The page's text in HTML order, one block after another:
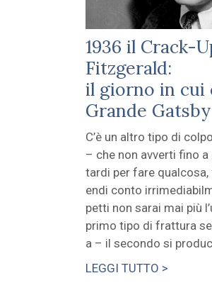
1936 il Crack-
Fitzgerald:
il giorno in cui
Grande Gatsby
C’è un altro tipo di
– che non avverti fino
tardi per fare
endi conto
petti non sarai mai più
primo tipo di frattura
a – il secondo si
LEGGI TUTTO >